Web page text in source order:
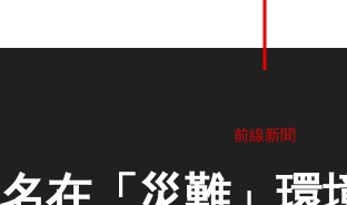
前線新聞